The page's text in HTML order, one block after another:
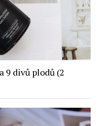
9 divů plodů (2